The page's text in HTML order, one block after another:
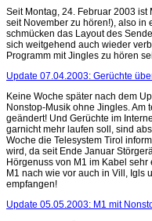
Seit Montag, 24. Februar 2003
seit November zu hören!), also in
schmücken das Layout des
sich weitgehend auch wieder
Programm mit Jingles zu hören
Update 07.04.2003: Gerüchte
Keine Woche später nach dem
Nonstop-Musik ohne Jingles. Am
geändert! Und Gerüchte im
garnicht mehr laufen soll, sind
Woche die Telesystem Tirol
wird, da seit Ende Januar
Hörgenuss von M1 im Kabel sehr
M1 nach wie vor auch in Vill, Igls
empfangen!
Update 05.05.2003: M1 mit